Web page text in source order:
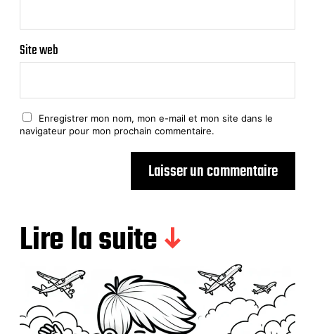
Site web
Enregistrer mon nom, mon e-mail et mon site dans le
navigateur pour mon prochain commentaire.
Lire la suite